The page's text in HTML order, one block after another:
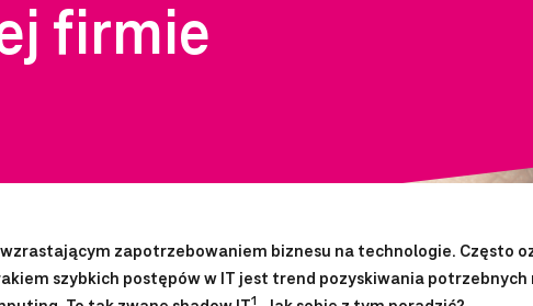
firmie
zapotrzebowaniem biznesu na technologie. Często
szybkich postępów w IT jest trend pozyskiwania potrzebnych
1